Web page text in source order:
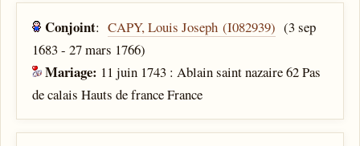
Conjoint:CAPY, Louis Joseph (I082939) (3 sep
1683 - 27 mars 1766)
Mariage: 11 juin 1743 : Ablain saint nazaire 62 Pas
de calais Hauts de france France